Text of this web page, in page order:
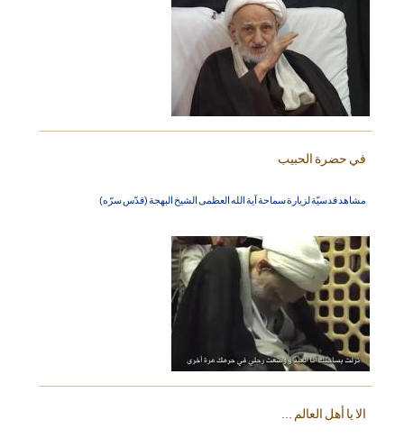
في حضرة الحبيب
مشاهد قدسيّة لزيارة سماحة آية الله العظمى الشيخ البهجة (قدّس سرّه)
الا يا أهل العالم ...